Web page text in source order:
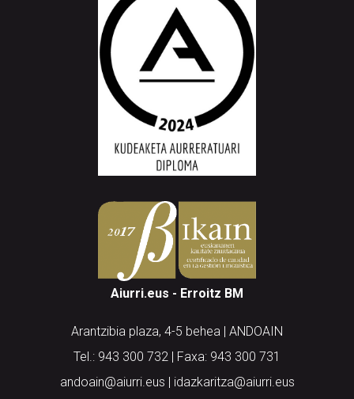
Aiurri.eus - Erroitz BM
Arantzibia plaza, 4-5 behea | ANDOAIN
Tel.: 943 300 732 | Faxa: 943 300 731
andoain@aiurri.eus | idazkaritza@aiurri.eus